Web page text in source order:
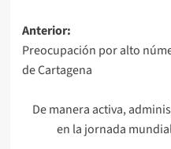
Navegación
de
entradas
Anterior:
Preocupación por alto
de Cartagena
De manera activa,
en la jornada